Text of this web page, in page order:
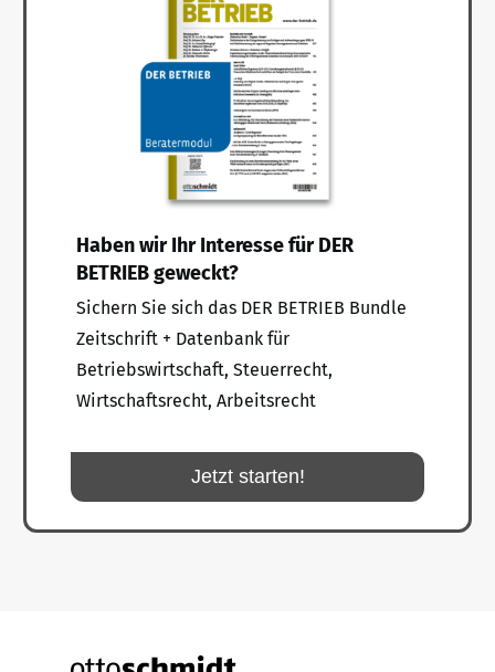
Haben wir Ihr Interesse für DER
BETRIEB geweckt?
Sichern Sie sich das DER BETRIEB Bundle
Zeitschrift + Datenbank für
Betriebswirtschaft, Steuerrecht,
Wirtschaftsrecht, Arbeitsrecht
Jetzt starten!